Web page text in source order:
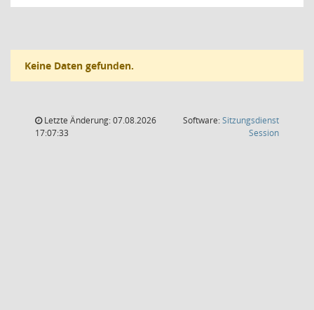
Keine Daten gefunden.
Letzte Änderung: 07.08.2026
17:07:33
Software:Sitzungsdienst
Session(Wird in